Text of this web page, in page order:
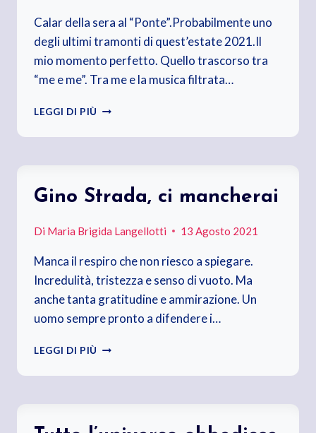
Calar della sera al “Ponte”.Probabilmente uno
degli ultimi tramonti di quest’estate 2021.Il
mio momento perfetto. Quello trascorso tra
“me e me”. Tra me e la musica filtrata…
LEGGI DI PIÙ CALAR
SERA
Gino Strada, ci mancherai
Di Maria Brigida Langellotti 13 Agosto 2021
Manca il respiro che non riesco a spiegare.
Incredulità, tristezza e senso di vuoto. Ma
anche tanta gratitudine e ammirazione. Un
uomo sempre pronto a difendere i…
LEGGI DI PIÙ GINO
CI